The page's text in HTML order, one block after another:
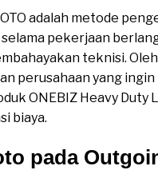
adalah metode
pekerjaan
teknisi.
perusahaan yang
ONEBIZ Heavy
biaya.
pada